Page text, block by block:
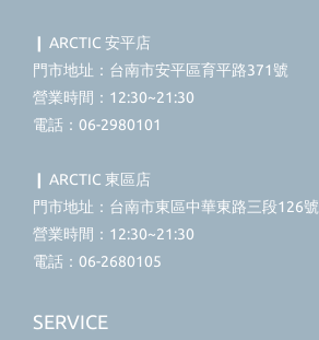
❙ ARCTIC 安平店
門市地址：台南市安平區育平路371號
營業時間：12:30~21:30
電話：06-2980101
❙ ARCTIC 東區店
門市地址：台南市東區中華東路三段126號
營業時間：12:30~21:30
電話：06-2680105
SERVICE